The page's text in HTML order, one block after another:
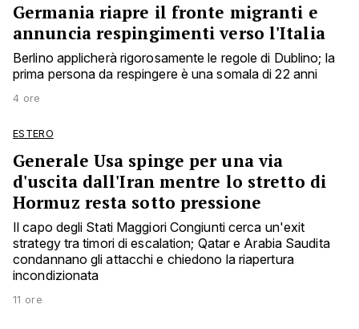
Germania riapre il fronte migranti e
annuncia respingimenti verso l'Italia
Berlino applicherà rigorosamente le regole di Dublino; la
prima persona da respingere è una somala di 22 anni
4 ore
ESTERO
Generale Usa spinge per una via
d'uscita dall'Iran mentre lo stretto di
Hormuz resta sotto pressione
Il capo degli Stati Maggiori Congiunti cerca un'exit
strategy tra timori di escalation; Qatar e Arabia Saudita
condannano gli attacchi e chiedono la riapertura
incondizionata
11 ore